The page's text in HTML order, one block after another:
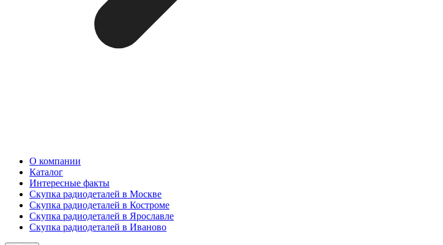
О компании
Каталог
Интересные факты
Скупка радиодеталей в Москве
Скупка радиодеталей в Костроме
Скупка радиодеталей в Ярославле
Скупка радиодеталей в Иваново